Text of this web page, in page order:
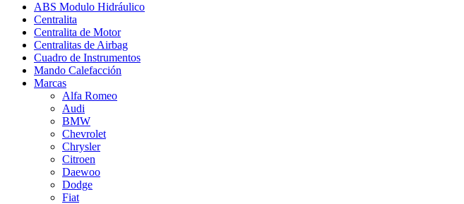
ABS Modulo Hidráulico
Centralita
Centralita de Motor
Centralitas de Airbag
Cuadro de Instrumentos
Mando Calefacción
Marcas
Alfa Romeo
Audi
BMW
Chevrolet
Chrysler
Citroen
Daewoo
Dodge
Fiat